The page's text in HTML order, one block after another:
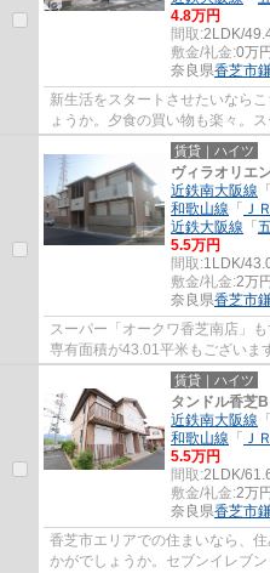
4.8万円
間取:2LDK/
敷金/礼金:0万
奈良県香芝市
新生活をスタートさせたいなら
ょうか。夕食の買い物も楽々。
近く(213m)にあります。香芝市
賃貸｜ハイツ
ヴィラオリエ
近鉄南大阪線 「
和歌山線 「 Ｊ
近鉄大阪線 「
5.5万円
間取:1LDK/
敷金/礼金:2万
奈良県香芝市
スーパー「オークワ香芝南店」
専有面積が43.01平米もございま
物があっても大丈夫です。香芝
賃貸｜ハイツ
タンドル香芝B
近鉄南大阪線 「
和歌山線 「 Ｊ
5.5万円
間取:2LDK/
敷金/礼金:2万
奈良県香芝市
香芝市エリアでの住まいなら、
かがでしょうか。セブンイレブ